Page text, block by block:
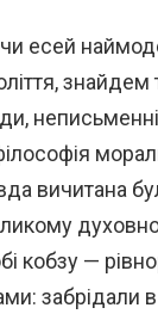
есей
вичитана
кобзу —
забрідали в